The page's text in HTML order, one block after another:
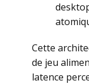
Cette
de jeu
latence